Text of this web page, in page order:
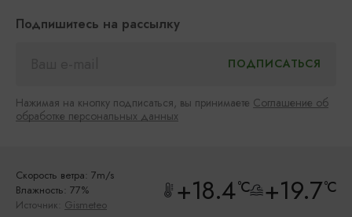
Подпишитесь на рассылку
Нажимая на кнопку подписаться, вы принимаете Соглашение об
обработке персональных данных
Скорость ветра: 7m/s
Влажность: 77%
Источник: Gismeteo +18.4°C +19.7°C